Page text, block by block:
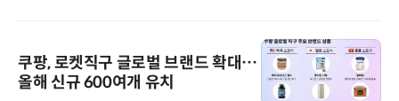
쿠팡, 로켓직구 글로벌 브랜드 확대…
올해 신규 600여개 유치